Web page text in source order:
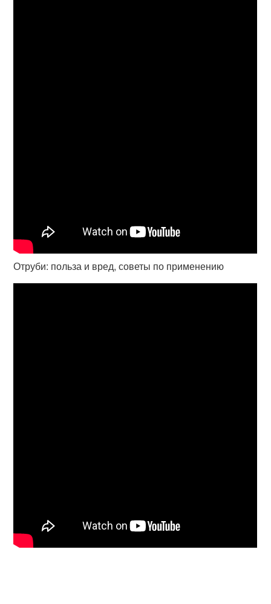
Отруби: польза и вред, советы по применению